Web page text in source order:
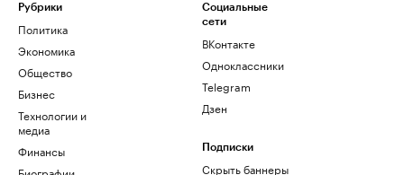
Рубрики
Политика
Экономика
Общество
Бизнес
Технологии и
медиа
Финансы
Социальные
сети
ВКонтакте
Одноклассники
Telegram
Дзен
Подписки
Скрыть баннеры